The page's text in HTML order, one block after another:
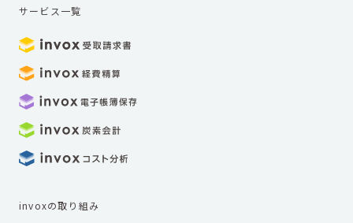
サービス一覧
invoxの取り組み